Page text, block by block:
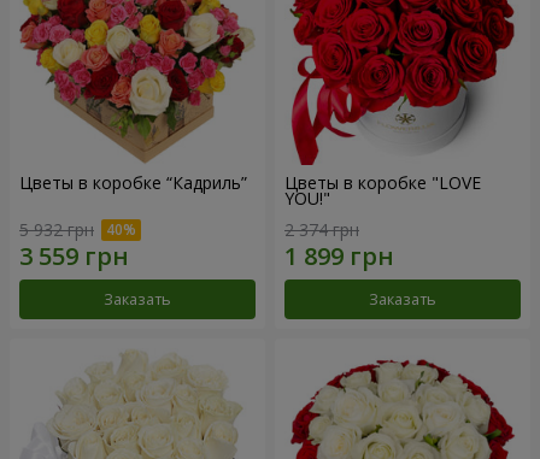
Цветы в коробке “Кадриль”
5 932 грн
Заказать
Цветы в коробке "LOVE
YOU!"
2 374 грн
Заказать